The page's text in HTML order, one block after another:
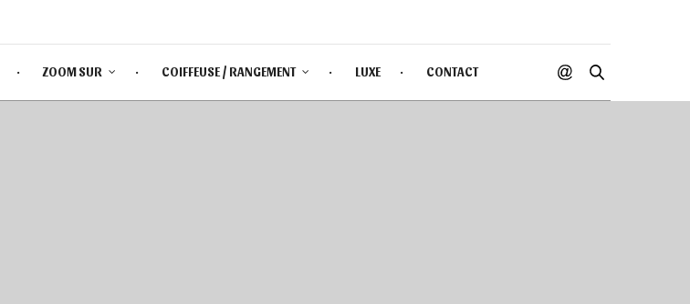
ZOOM SUR COIFFEUSE / RANGEMENT LUXE CONTACT